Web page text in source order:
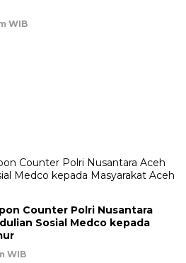
WIB
Counter Polri Nusantara
Sosial Medco kepada
WIB